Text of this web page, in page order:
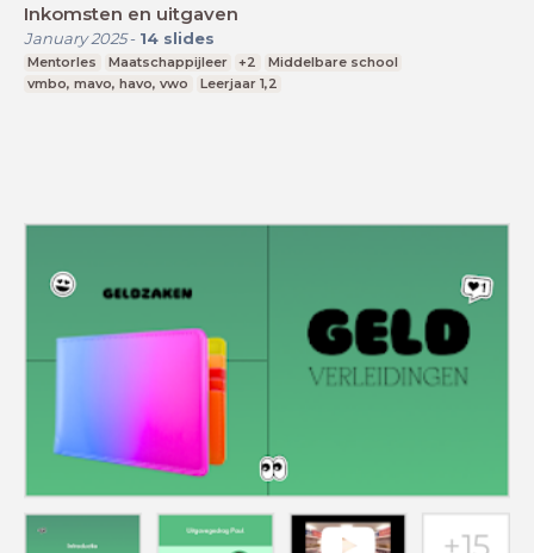
Inkomsten en uitgaven
January 2025- 14 slides
Mentorles Maatschappijleer +2
Middelbare school
vmbo, mavo, havo, vwo
Leerjaar 1,2